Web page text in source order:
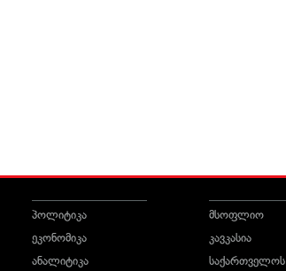
პოლიტიკა
ეკონომიკა
ანალიტიკა
მსოფლიო
კავკასია
საქართველოს